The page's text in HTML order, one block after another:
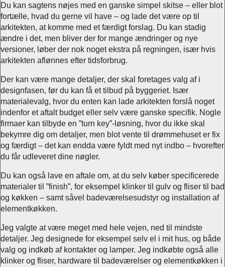
Du kan sagtens nøjes med en ganske simpel skitse – eller blot
fortælle, hvad du gerne vil have – og lade det være op til
arkitekten, at komme med et færdigt forslag. Du kan stadig
ændre i det, men bliver der for mange ændringer og nye
versioner, løber der nok noget ekstra på regningen, især hvis
arkitekten aflønnes efter tidsforbrug.
Der kan være mange detaljer, der skal foretages valg af i
designfasen, før du kan få et tilbud på byggeriet. Især
materialevalg, hvor du enten kan lade arkitekten forslå noget
indenfor et aftalt budget eller selv være ganske specifik. Nogle
firmaer kan tilbyde en ”turn key”-løsning, hvor du ikke skal
bekymre dig om detaljer, men blot vente til drømmehuset er fix
og færdigt – det kan endda være fyldt med nyt indbo – hvorefter
du får udleveret dine nøgler.
Du kan også lave en aftale om, at du selv køber specificerede
materialer til ”finish”, for eksempel klinker til gulv og fliser til bad
og køkken – samt såvel badeværelsesudstyr og installation af
elementkøkken.
Jeg valgte at være meget med hele vejen, ned til mindste
detaljer. Jeg designede for eksempel selv el i mit hus, og både
valg og indkøb af kontakter og lamper. Jeg indkøbte også alle
klinker og fliser, hardware til badeværelser og elementkøkken i